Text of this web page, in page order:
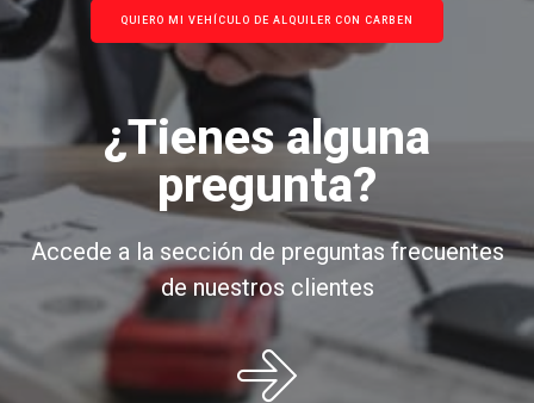
QUIERO MI VEHÍCULO DE ALQUILER CON CARBEN
¿Tienes alguna
pregunta?
Accede a la sección de preguntas frecuentes
de nuestros clientes